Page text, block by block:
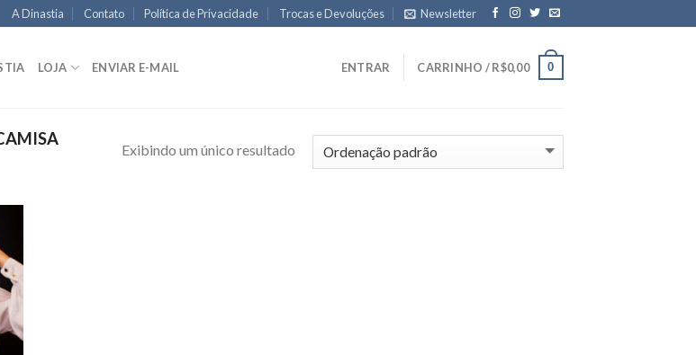
A Dinastia Contato Política de Privacidade Trocas e Devoluções Newsletter
LOJA ENVIAR E-MAIL ENTRAR CARRINHO /R$0,00 0
Exibindo um único resultado